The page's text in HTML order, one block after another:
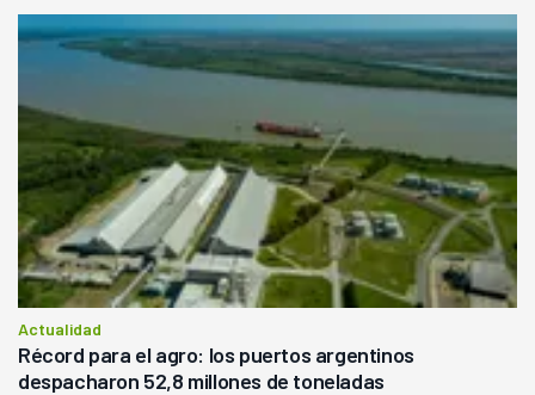
Actualidad
Récord para el agro: los puertos argentinos
despacharon 52,8 millones de toneladas